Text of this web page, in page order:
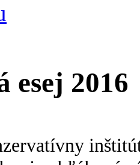
esej 2016